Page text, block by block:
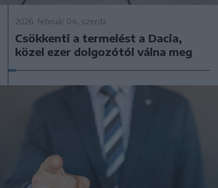
2026. február 04., szerda
Csökkenti a termelést a Dacia,
közel ezer dolgozótól válna meg